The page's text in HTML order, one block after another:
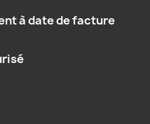
à date de facture